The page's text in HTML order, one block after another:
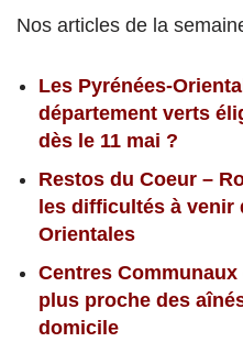
Nos articles de la
Les Pyrénées-
département verts
dès le 11 mai ?
Restos du Coeur –
les difficultés à venir
Orientales
Centres Communaux
plus proche des
domicile